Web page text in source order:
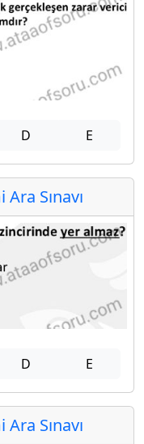
D E
Sınavı
D E
Sınavı